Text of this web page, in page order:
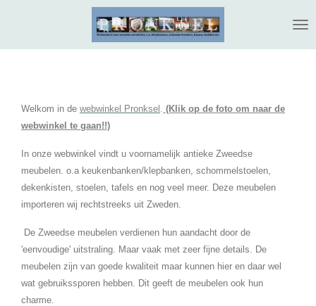
naar
Welkom in de webwinkel Pronksel . (Klik op de foto om naar de
webwinkel te gaan!!)
In onze webwinkel vindt u voornamelijk antieke Zweedse
meubelen. o.a keukenbanken/klepbanken, schommelstoelen,
dekenkisten, stoelen, tafels en nog veel meer. Deze meubelen
importeren wij rechtstreeks uit Zweden.
De Zweedse meubelen verdienen hun aandacht door de
'eenvoudige' uitstraling. Maar vaak met zeer fijne details. De
meubelen zijn van goede kwaliteit maar kunnen hier en daar wel
wat gebruikssporen hebben. Dit geeft de meubelen ook hun
charme.